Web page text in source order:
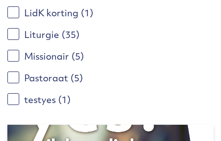
LidK korting (1)
Liturgie (35)
Missionair (5)
Pastoraat (5)
testyes (1)